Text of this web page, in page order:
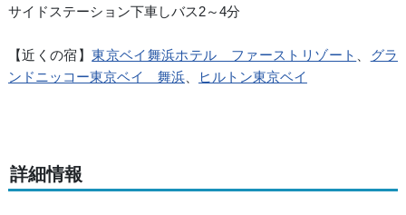
サイドステーション下車しバス2～4分
【近くの宿】東京ベイ舞浜ホテル ファーストリゾート
グラ
ンドニッコー東京ベイ 舞浜、 ヒルトン東京ベイ
詳細情報